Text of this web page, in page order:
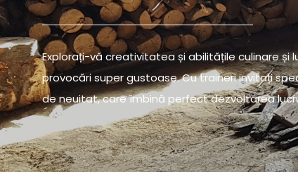
Explorați-vă creativitatea și abilitățile culinare
provocări super gustoase. Cu traineri invitați
de neuitat, care îmbină perfect dezvoltarea